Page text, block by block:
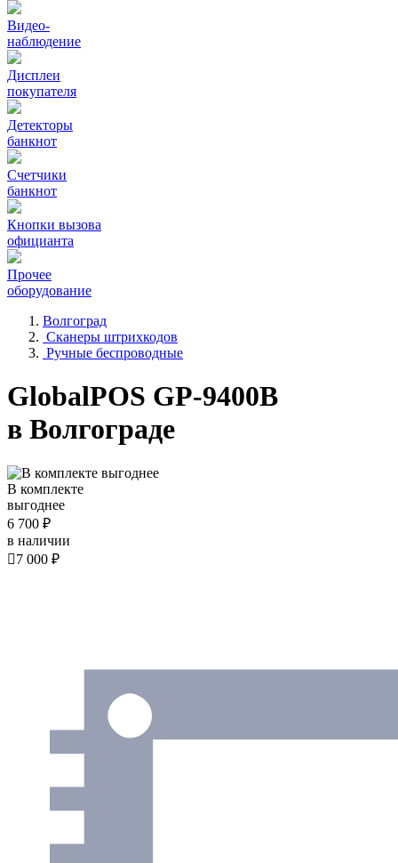
Видео‑
наблюдение
Дисплеи
покупателя
Детекторы
банкнот
Счетчики
банкнот
Кнопки вызова
официанта
Прочее
оборудование
Волгоград
Сканеры штрихкодов
Ручные беспроводные
GlobalPOS GP-9400B
в Волгограде
В комплекте
выгоднее
6 700 ₽
в наличии
7 000 ₽